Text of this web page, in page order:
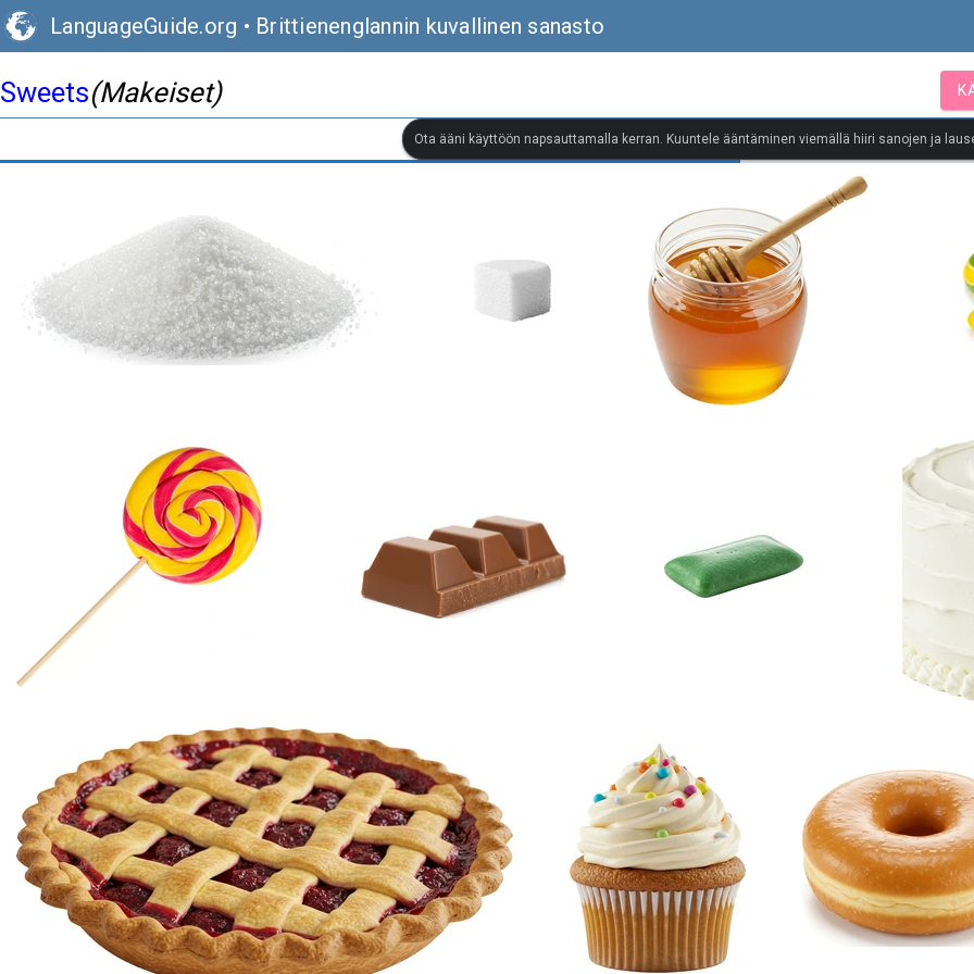
LanguageGuide.org • Brittienenglannin kuvallinen sanasto
Sweets(Makeiset)
Ota ääni käyttöön napsauttamalla kerran. Kuuntele ääntäminen viemällä hiiri sanojen ja